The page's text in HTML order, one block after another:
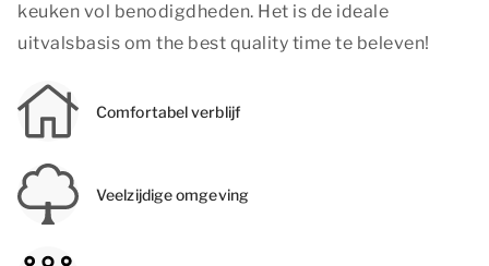
keuken vol benodigdheden. Het is de ideale
uitvalsbasis om the best quality time te beleven!
Comfortabel verblijf
Veelzijdige omgeving